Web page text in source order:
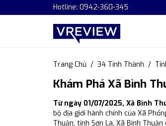
Hotline: 0942-360-345
Trang Chủ 34 Tỉnh Thành
Khám Phá Xã Bình
Từ ngày 01/07/2025, Xã Bình
bộ địa giới hành chính của Xã
Thuận, tỉnh Sơn La. Xã Bình